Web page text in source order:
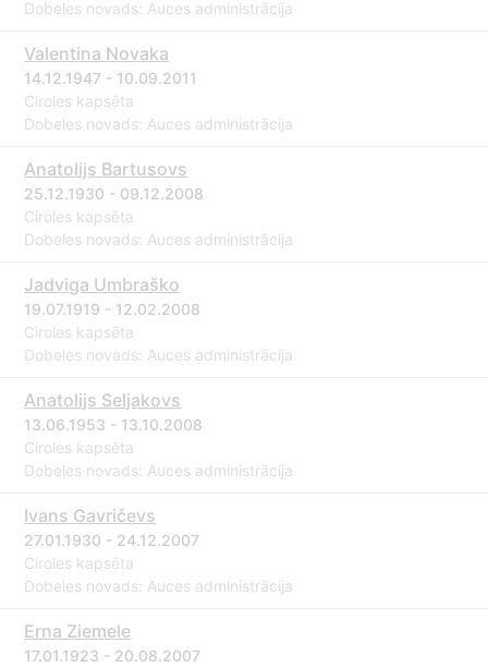
Dobeles novads: Auces administrācija
Valentina Novaka
14.12.1947 - 10.09.2011
Ciroles kapsēta
Dobeles novads: Auces administrācija
Anatolijs Bartusovs
25.12.1930 - 09.12.2008
Ciroles kapsēta
Dobeles novads: Auces administrācija
Jadviga Umbraško
19.07.1919 - 12.02.2008
Ciroles kapsēta
Dobeles novads: Auces administrācija
Anatolijs Seljakovs
13.06.1953 - 13.10.2008
Ciroles kapsēta
Dobeles novads: Auces administrācija
Ivans Gavričevs
27.01.1930 - 24.12.2007
Ciroles kapsēta
Dobeles novads: Auces administrācija
Erna Ziemele
17.01.1923 - 20.08.2007